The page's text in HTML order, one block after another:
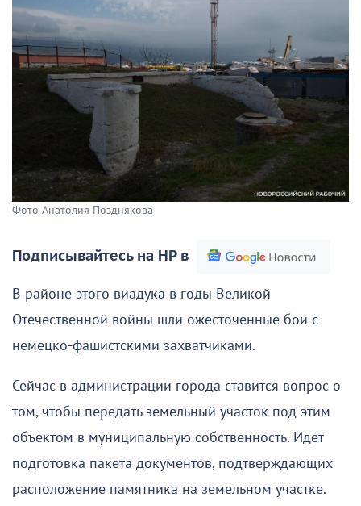
Фото Анатолия Позднякова
Подписывайтесь на НР в
В районе этого виадука в годы Великой
Отечественной войны шли ожесточенные бои с
немецко-фашистскими захватчиками.
Сейчас в администрации города ставится вопрос о
том, чтобы передать земельный участок под этим
объектом в муниципальную собственность. Идет
подготовка пакета документов, подтверждающих
расположение памятника на земельном участке.